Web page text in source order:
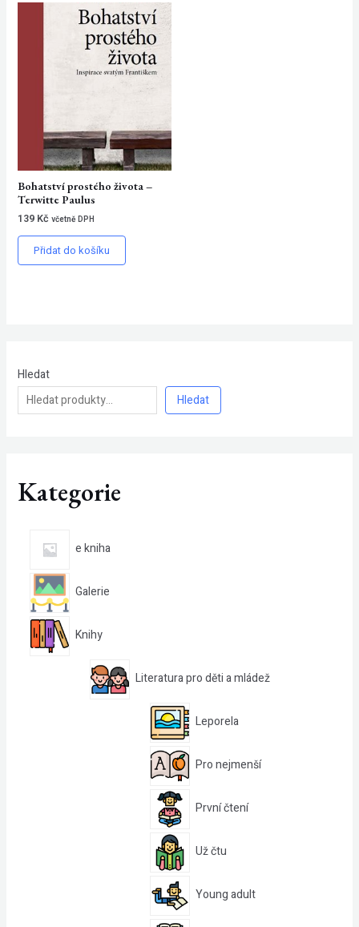
Hledat
Hledat
Kategorie
e kniha
Galerie
Knihy
Literatura pro děti a mládež
Leporela
Pro nejmenší
První čtení
Už čtu
Young adult
Bohatství prostého života –
Terwitte Paulus
139 Kč včetně DPH
Přidat do košíku